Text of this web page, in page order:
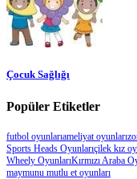
Çocuk Sağlığı
Popüler Etiketler
futbol oyunlarıameliyat oyunları
Sports Heads Oyunlarıçilek kız
Wheely OyunlarıKırmızı Araba
maymunu mutlu et oyunları